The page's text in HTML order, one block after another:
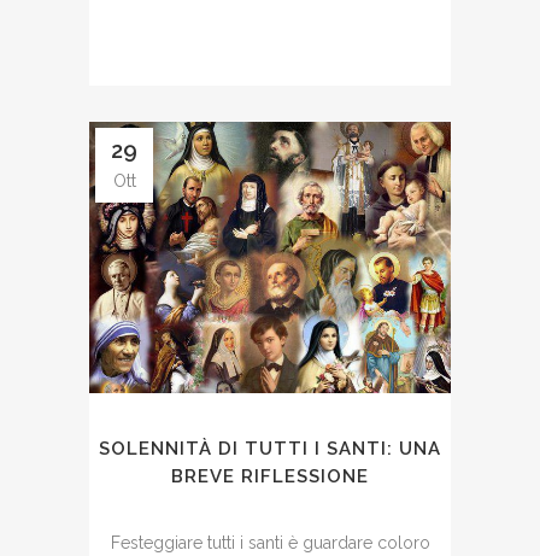
29
Ott
SOLENNITÀ DI TUTTI I SANTI: UNA
BREVE RIFLESSIONE
Festeggiare tutti i santi è guardare coloro